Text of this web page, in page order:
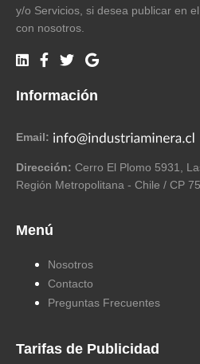
y/o Servicios, si desea publicar en
con nosotros.
Información
Email:
Dirección: Cerro El Plomo 5931,
Región Metropolitana - Chile / CP
Menú
Nosotros
Contacto
Preguntas Frecuentes
Tarifas de Publicidad